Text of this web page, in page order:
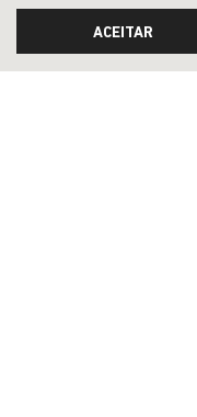
ACEITAR